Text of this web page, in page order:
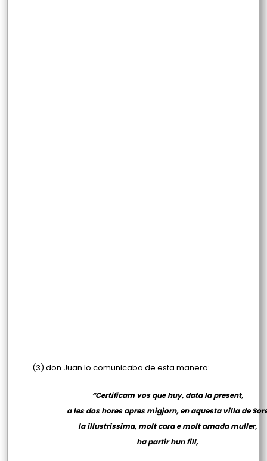
(3) don Juan lo comunicaba de esta manera:
“Certificam vos que huy, data la present,
a les dos hores apres migjorn, en aquesta villa de
la illustrissima, molt cara e molt amada muller,
ha partir hun fill,